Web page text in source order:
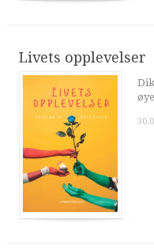
Livets opplevelser